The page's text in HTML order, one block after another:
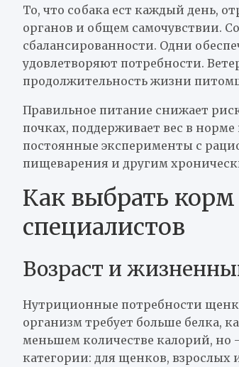
То, что собака ест каждый день,
органов и общем самочувствии.
сбалансированности. Одни
удовлетворяют потребности.
продолжительность жизни
Правильное питание снижает
почках, поддерживает вес в
постоянные эксперименты с
пищеварения и другим
Как выбрать
специалистов
Возраст и
Нутриционные потребности
организм требует больше белка,
меньшем количестве калорий, но
категории: для щенков,